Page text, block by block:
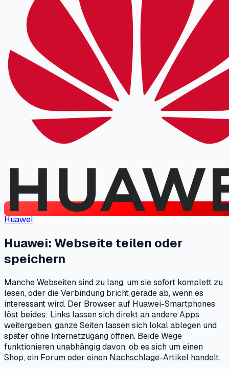
Huawei
Huawei: Webseite teilen oder
speichern
Manche Webseiten sind zu lang, um sie sofort komplett zu
lesen, oder die Verbindung bricht gerade ab, wenn es
interessant wird. Der Browser auf Huawei-Smartphones
löst beides: Links lassen sich direkt an andere Apps
weitergeben, ganze Seiten lassen sich lokal ablegen und
später ohne Internetzugang öffnen. Beide Wege
funktionieren unabhängig davon, ob es sich um einen
Shop, ein Forum oder einen Nachschlage-Artikel handelt.